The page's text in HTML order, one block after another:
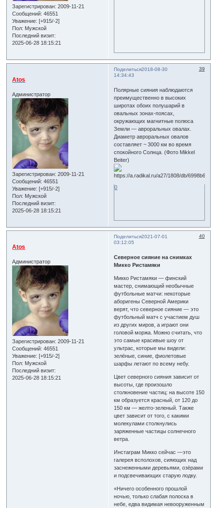
Зарегистрирован: 2009-11-21
Сообщений: 46551
Уважение: [+915/-2]
Пол: Мужской
Последний визит:
2025-06-28 18:15:21
Поделиться 39
2018-08-30
14:34:43
Atos
Администратор
Зарегистрирован: 2009-11-21
Сообщений: 46551
Уважение: [+915/-2]
Пол: Мужской
Последний визит:
2025-06-28 18:15:21
Полярные сияния наблюдаются
преимущественно в высоких
широтах обоих полушарий в
овальных зонах-поясах,
окружающих магнитные полюса
Земли — авроральных овалах.
Диаметр авроральных овалов
составляет ~ 3000 км во время
спокойного Солнца. (Фото Mikkel
Beiter)
0
Поделиться 40
2021-07-01
03:12:05
Atos
Администратор
Зарегистрирован: 2009-11-21
Сообщений: 46551
Уважение: [+915/-2]
Пол: Мужской
Последний визит:
2025-06-28 18:15:21
Северное сияние на снимках
Микко Ристамяки
Микко Ристамяки — финский
мастер, снимающий необычные
футбольные матчи: некоторые
аборигены Северной Америки
верят, что северное сияние — это
футбольный матч с участием душ
из других миров, а играют они
головой моржа. Можно считать, что
это самые красивые шоу от
ультрас, которые мы видели:
зелёные, синие, фиолетовые
шарфы летают по всему небу.
Цвет северного сияния зависит от
высоты, где произошло
столкновение частиц: на высоте 150
км образуется красный, от 120 до
150 км — желто-зеленый. Также
цвет зависит от того, с какими
молекулами столкнулись
заряженные частицы солнечного
ветра.
Инстаграм Микко сейчас —это
галерея всполохов, сияющих над
заснеженными деревьями, озёрами
и подсвечивающих старую лодку.
«Ничего особенного прошлой
ночью, только слабая полоска в
небе, едва видимая невооруженным